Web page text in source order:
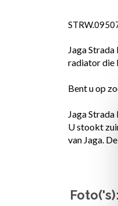
Jaga
radiator die
Bent u op
Jaga
U stookt
van Jaga.
Foto('s):